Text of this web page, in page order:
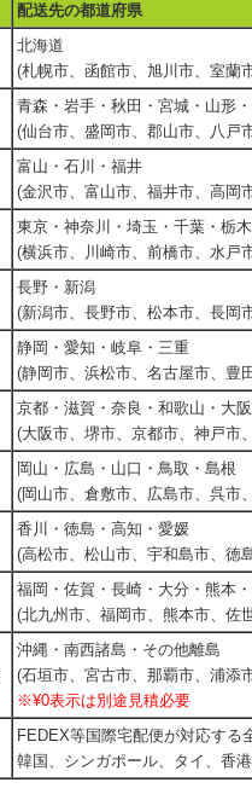
配送先の都道府県
北海道
(札幌市、函館市、旭川市、室蘭
青森・岩手・秋田・宮城・山形
(仙台市、盛岡市、郡山市、八戸
富山・石川・福井
(金沢市、富山市、福井市、高岡
東京・神奈川・埼玉・千葉・栃
(横浜市、川崎市、前橋市、水戸
長野・新潟
(新潟市、長野市、松本市、長岡
静岡・愛知・岐阜・三重
(静岡市、浜松市、名古屋市、豊
京都・滋賀・奈良・和歌山・大
(大阪市、堺市、京都市、神戸市
岡山・広島・山口・鳥取・島根
(岡山市、倉敷市、広島市、呉市
香川・徳島・高知・愛媛
(高松市、松山市、宇和島市、徳
福岡・佐賀・長崎・大分・熊本
(北九州市、福岡市、熊本市、佐
沖縄・南西諸島・その他離島
(石垣市、宮古市、那覇市、浦添
※¥0表示は別途見積必要
FEDEX等国際宅配便が対応す
韓国、シンガポール、タイ、香